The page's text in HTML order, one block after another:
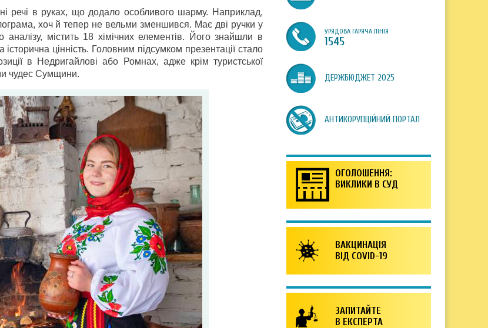
речі в руках, що додало особливого шарму. Наприклад,
хоч й тепер не вельми зменшився. Має дві ручки у
аналізу, містить 18 хімічних елементів. Його знайшли в
цінність. Головним підсумком презентації стало
в Недригайлові або Ромнах, адже крім туристської
чудес Сумщини.
УРЯДОВА ГАРЯЧА ЛІНІЯ
1545
ДЕРЖБЮДЖЕТ 2025
АНТИКОРУПЦІЙНИЙ ПОРТАЛ
ОГОЛОШЕННЯ:
ВИКЛИКИ В СУД
ВАКЦИНАЦІЯ
ВІД COVID-19
ЗАПИТАЙТЕ
В ЕКСПЕРТА